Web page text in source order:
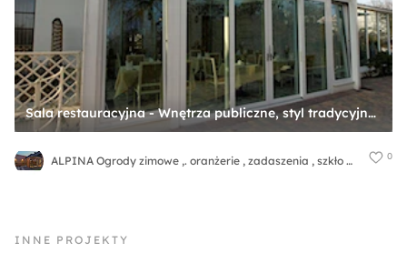
Sala restauracyjna - Wnętrza publiczne, styl tradycyjny - zdjęcie od ALPINA Ogrody zimowe ,. oranżerie, zadaszenia, szkło architektoniczne
ALPINA Ogrody zimowe ,. oranżerie , zadaszenia , szkło architektoniczne 0
INNE PROJEKTY